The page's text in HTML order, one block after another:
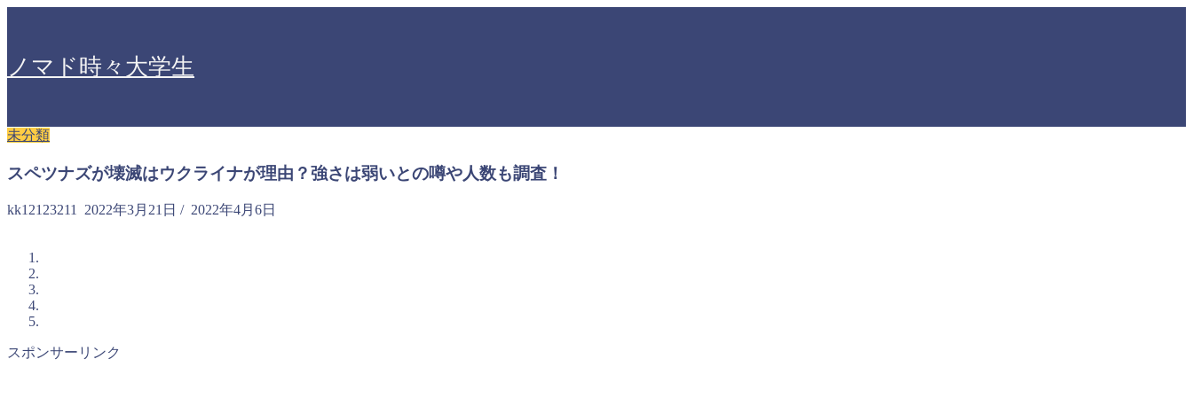
ノマド時々大学生
未分類
スペツナズが壊滅はウクライナが理由？強さは弱いとの噂や人数も調査！
kk12123211 2022年3月21日 / 2022年4月6日
スポンサーリンク